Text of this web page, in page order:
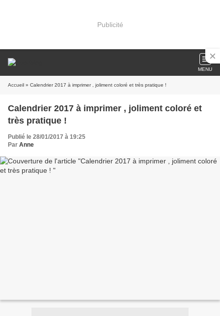
Publicité
MENU
Accueil » Calendrier 2017 à imprimer , joliment coloré et très pratique !
Calendrier 2017 à imprimer , joliment coloré et
très pratique !
Publié le 28/01/2017 à 19:25
Par Anne